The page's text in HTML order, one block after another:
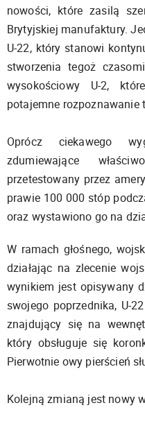
nowości, które zasilą
Brytyjskiej manufaktury.
U-22, który stanowi
stworzenia tegoż
wysokościowy U-2,
potajemne rozpoznawanie
Oprócz ciekawego
zdumiewające
przetestowany przez
prawie 100 000 stóp
oraz wystawiono go na
W ramach głośnego,
działając na zlecenie
wynikiem jest opisywany
swojego poprzednika, U-
znajdujący się na
który obsługuje się
Pierwotnie owy pierścień
Kolejną zmianą jest nowy